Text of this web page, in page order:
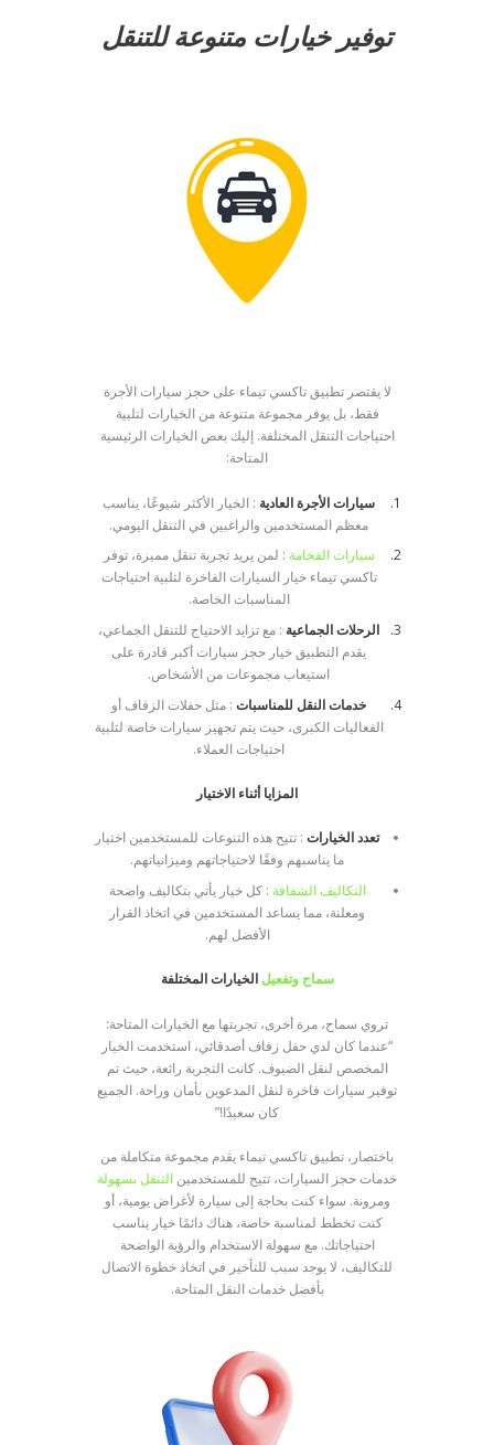
توفير خيارات متنوعة للتنقل
لا يقتصر تطبيق تاكسي تيماء على حجز سيارات الأجرة
فقط، بل يوفر مجموعة متنوعة من الخيارات لتلبية
احتياجات التنقل المختلفة. إليك بعض الخيارات الرئيسية
المتاحة:
سيارات الأجرة العادية : الخيار الأكثر شيوعًا، يناسب
معظم المستخدمين والراغبين في التنقل اليومي.
سيارات الفخامة : لمن يريد تجربة تنقل مميزة، توفر
تاكسي تيماء خيار السيارات الفاخرة لتلبية احتياجات
المناسبات الخاصة.
الرحلات الجماعية : مع تزايد الاحتياج للتنقل الجماعي،
يقدم التطبيق خيار حجز سيارات أكبر قادرة على
استيعاب مجموعات من الأشخاص.
خدمات النقل للمناسبات: مثل حفلات الزفاف أو
الفعاليات الكبرى، حيث يتم تجهيز سيارات خاصة لتلبية
احتياجات العملاء.
المزايا أثناء الاختيار
تعدد الخيارات : تتيح هذه التنوعات للمستخدمين اختيار
ما يناسبهم وفقًا لاحتياجاتهم وميزانياتهم.
التكاليف الشفافة : كل خيار يأتي بتكاليف واضحة
ومعلنة، مما يساعد المستخدمين في اتخاذ القرار
الأفضل لهم.
سماح وتفعيل الخيارات المختلفة
تروي سماح، مرة أخرى، تجربتها مع الخيارات المتاحة:
“عندما كان لدي حفل زفاف أصدقائي، استخدمت الخيار
المخصص لنقل الضيوف. كانت التجربة رائعة، حيث تم
توفير سيارات فاخرة لنقل المدعوين بأمان وراحة. الجميع
كان سعيدًا!”
باختصار، تطبيق تاكسي تيماء يقدم مجموعة متكاملة من
خدمات حجز السيارات، تتيح للمستخدمين التنقل بسهولة
ومرونة. سواء كنت بحاجة إلى سيارة لأغراض يومية، أو
كنت تخطط لمناسبة خاصة، هناك دائمًا خيار يناسب
احتياجاتك. مع سهولة الاستخدام والرؤية الواضحة
للتكاليف، لا يوجد سبب للتأخير في اتخاذ خطوة الاتصال
بأفضل خدمات النقل المتاحة.